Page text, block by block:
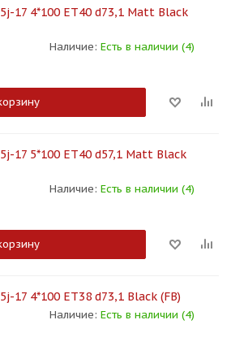
17 4*100 ET40 d73,1 Matt Black
Наличие: Есть в наличии (4)
17 5*100 ET40 d57,1 Matt Black
Наличие: Есть в наличии (4)
17 4*100 ET38 d73,1 Black (FB)
Наличие: Есть в наличии (4)